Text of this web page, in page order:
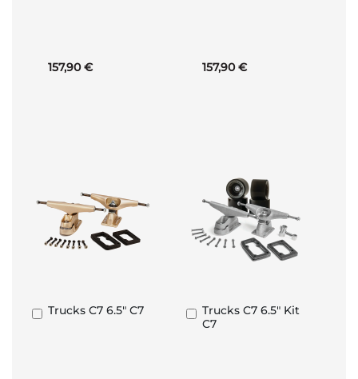
157,90 € 157,90 €
Trucks C7 6.5" C7
Ajouter
Trucks C7 6.5" Kit
C7
Ajouter
au